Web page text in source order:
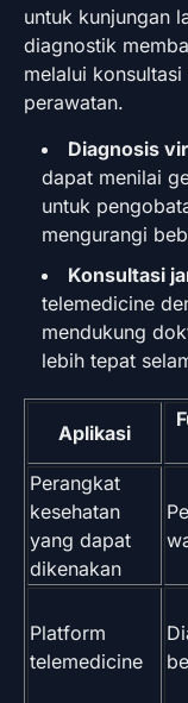
untuk kunjungan
diagnostik
melalui
perawatan.
Diagnosis
dapat menilai
untuk
mengurangi
Konsultasi
telemedicine
mendukung
lebih tepat
Aplikasi
Perangkat
kesehatan
yang dapat
dikenakan
Platform
telemedicine